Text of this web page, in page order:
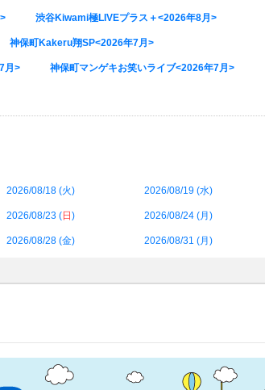
渋谷Kiwami極LIVEプラス＋<2026年8月>
神保町Kakeru翔SP<2026年7月>
月> 神保町マンゲキお笑いライブ<2026年7月>
2026/08/18 (火) 2026/08/19 (水)
2026/08/23 (日 ) 2026/08/24 (月 )
2026/08/28 (金) 2026/08/31 (月 )